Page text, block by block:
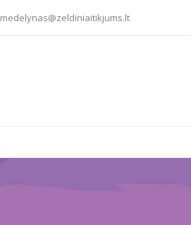
medelynas@zeldiniaitikjums.lt